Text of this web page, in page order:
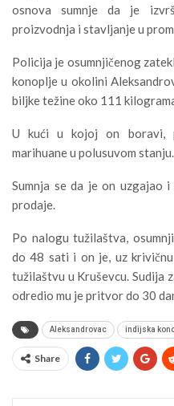
osnova sumnje da je
proizvodnja i stavljanje u
Policija je osumnjičenog
konoplje u okolini
biljke težine oko 111
U kući u kojoj on boravi,
marihuane u polusuvom stanju.
Sumnja se da je on uzgajao
prodaje.
Po nalogu tužilaštva,
do 48 sati i on je, uz
tužilaštvu u Kruševcu. Sudija
odredio mu je pritvor do 30
Aleksandrovac indijska
Share